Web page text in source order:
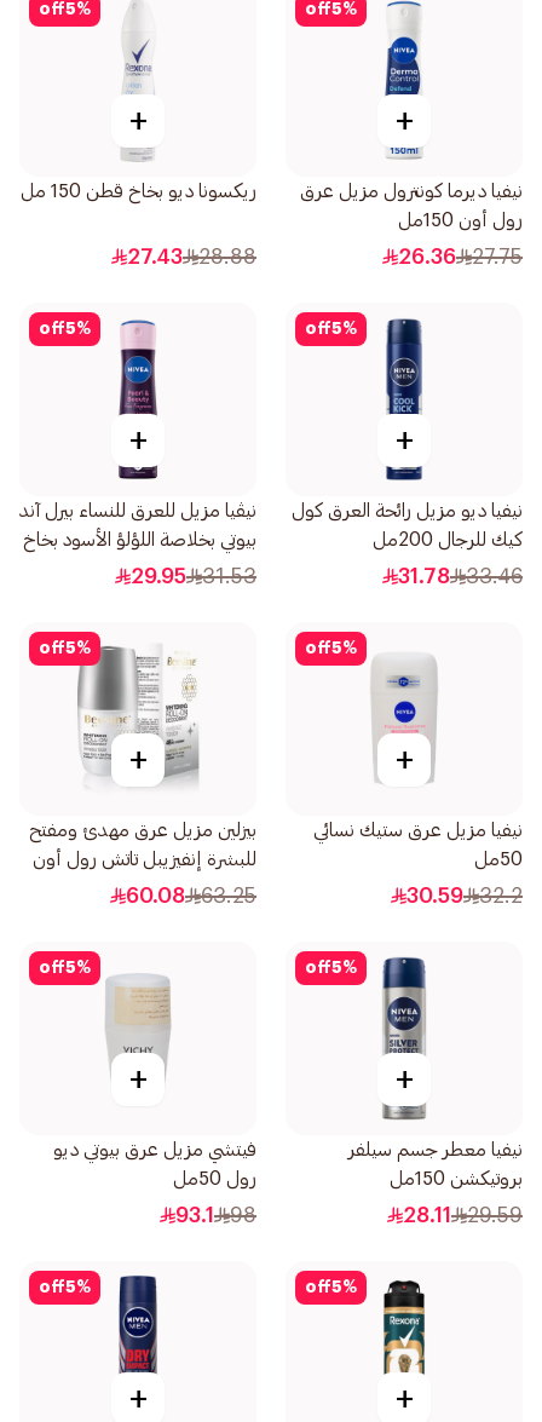
5%
off
+
نيفيا ديرما كونترول مزيل عرق
رول أون 150مل
27.75
26.36
5%
off
+
ريكسونا ديو بخاخ قطن 150 مل
28.88
27.43
5%
off
+
نيفيا ديو مزيل رائحة العرق كول
كيك للرجال 200مل
33.46
31.78
5%
off
+
نيڤيا مزيل للعرق للنساء بيرل آند
بيوتي بخلاصة اللؤلؤ الأسود بخاخ
150مل
31.53
29.95
5%
off
+
نيفيا مزيل عرق ستيك نسائي
50مل
32.2
30.59
5%
off
+
بيزلين مزيل عرق مهدئ ومفتح
للبشرة إنفيزيبل تاتش رول أون
50مل
63.25
60.08
5%
off
+
نيفيا معطر جسم سيلفر
بروتيكشن 150مل
29.59
28.11
5%
off
+
فيتشي مزيل عرق بيوتي ديو
رول 50مل
98
93.1
5%
off
+
5%
off
+